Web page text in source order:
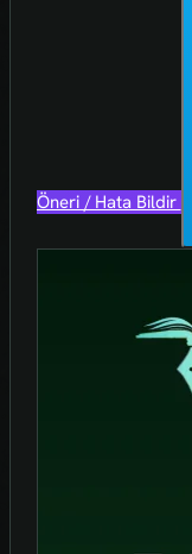
Öneri / Hata Bildir